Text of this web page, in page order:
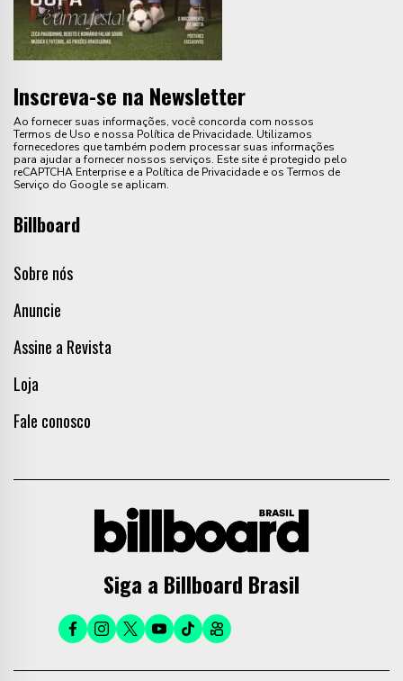
Inscreva-se na Newsletter
Ao fornecer suas informações, você concorda com nossos
Termos de Uso e nossa Política de Privacidade. Utilizamos
fornecedores que também podem processar suas informações
para ajudar a fornecer nossos serviços. Este site é protegido pelo
reCAPTCHA Enterprise e a Política de Privacidade e os Termos de
Serviço do Google se aplicam.
Billboard
Sobre nós
Anuncie
Assine a Revista
Loja
Fale conosco
Siga a Billboard Brasil